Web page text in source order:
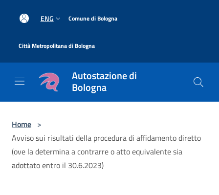
ENG Comune di Bologna
Città Metropolitana di Bologna
Autostazione di
Bologna
Home >
Avviso sui risultati della procedura di affidamento diretto
(ove la determina a contrarre o atto equivalente sia
adottato entro il 30.6.2023)